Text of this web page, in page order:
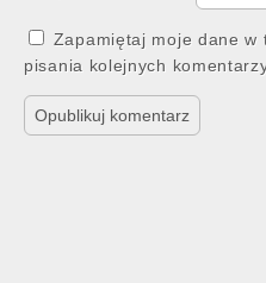
Zapamiętaj moje dane
pisania kolejnych